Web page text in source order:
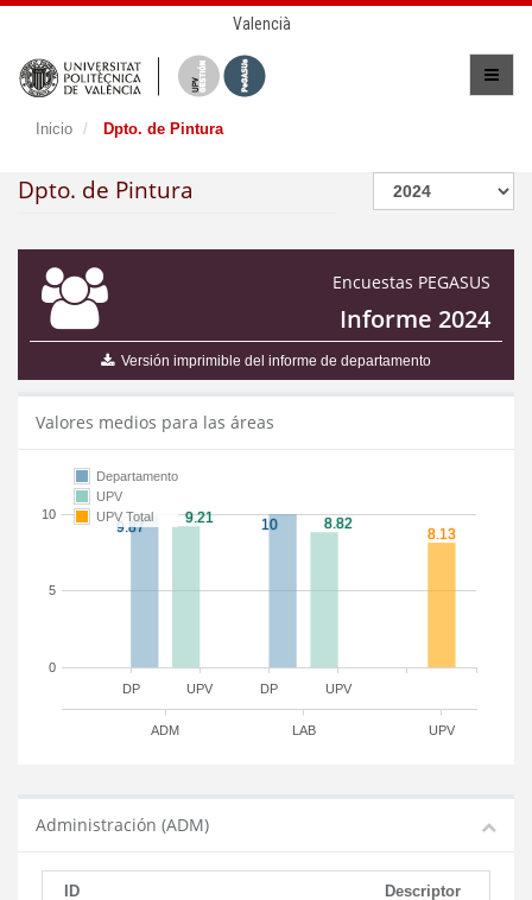
Valencià
Inicio Dpto. de Pintura
Dpto. de Pintura
Encuestas PEGASUS
Informe 2024
Versión imprimible del informe de departamento
Valores medios para las áreas
DP DP
UPV UPV
ADM LAB UPV
0
5
10
Departamento
UPV
UPV Total
Administración (ADM)
ID Descriptor